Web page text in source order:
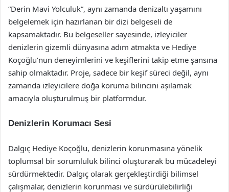
“Derin Mavi Yolculuk”, aynı zamanda denizaltı yaşamını
belgelemek için hazırlanan bir dizi belgeseli de
kapsamaktadır. Bu belgeseller sayesinde, izleyiciler
denizlerin gizemli dünyasına adım atmakta ve Hediye
Koçoğlu’nun deneyimlerini ve keşiflerini takip etme şansına
sahip olmaktadır. Proje, sadece bir keşif süreci değil, aynı
zamanda izleyicilere doğa koruma bilincini aşılamak
amacıyla oluşturulmuş bir platformdur.
Denizlerin Korumacı Sesi
Dalgıç Hediye Koçoğlu, denizlerin korunmasına yönelik
toplumsal bir sorumluluk bilinci oluşturarak bu mücadeleyi
sürdürmektedir. Dalgıç olarak gerçekleştirdiği bilimsel
çalışmalar, denizlerin korunması ve sürdürülebilirliği